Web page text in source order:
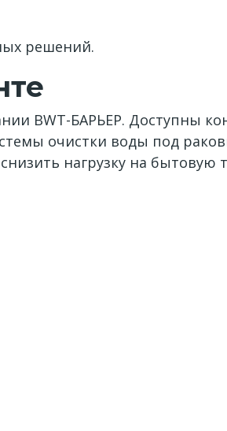
решений.
BWT-БАРЬЕР. Доступны
очистки воды под
нагрузку на бытовую